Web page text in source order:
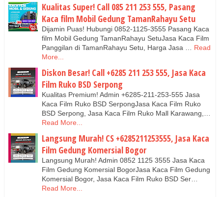
Kualitas Super! Call 085 211 253 555, Pasang
Kaca film Mobil Gedung TamanRahayu Setu
Dijamin Puas! Hubungi 0852-1125-3555 Pasang Kaca
film Mobil Gedung TamanRahayu SetuJasa Kaca Film
Panggilan di TamanRahayu Setu, Harga Jasa …
Read
More...
Diskon Besar! Call +6285 211 253 555, Jasa Kaca
Film Ruko BSD Serpong
Kualitas Premium! Admin +6285-211-253-555 Jasa
Kaca Film Ruko BSD SerpongJasa Kaca Film Ruko
BSD Serpong, Jasa Kaca Film Ruko Mall Karawang,…
Read More...
Langsung Murah! CS +6285211253555, Jasa Kaca
Film Gedung Komersial Bogor
Langsung Murah! Admin 0852 1125 3555 Jasa Kaca
Film Gedung Komersial BogorJasa Kaca Film Gedung
Komersial Bogor, Jasa Kaca Film Ruko BSD Ser…
Read More...